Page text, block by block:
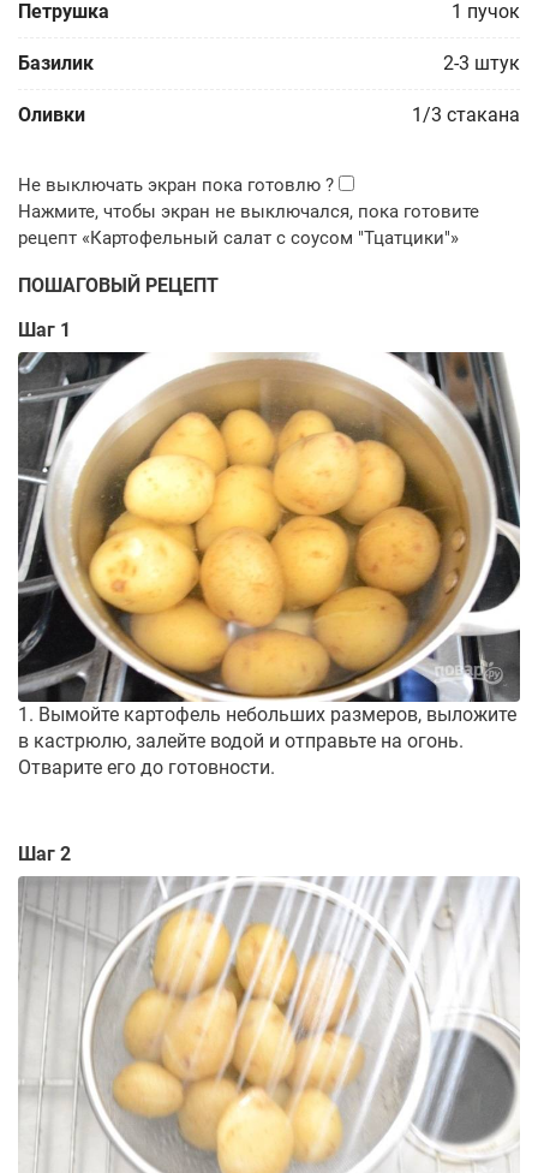
Петрушка 1 пучок
Базилик 2-3 штук
Оливки 1/3 стакана
ПОШАГОВЫЙ РЕЦЕПТ
Шаг 1
1. Вымойте картофель небольших размеров, выложите
в кастрюлю, залейте водой и отправьте на огонь.
Отварите его до готовности.
Шаг 2